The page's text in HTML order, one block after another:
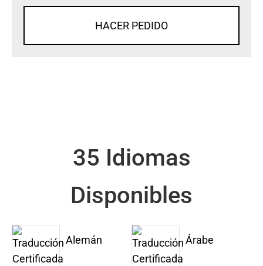
HACER PEDIDO
35 Idiomas
Disponibles
Alemán Árabe